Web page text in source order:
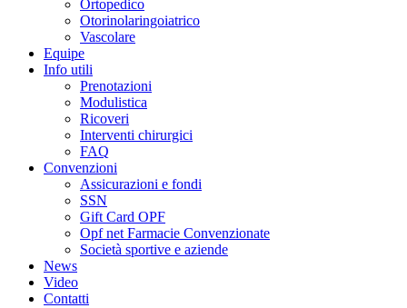
Ortopedico
Otorinolaringoiatrico
Vascolare
Equipe
Info utili
Prenotazioni
Modulistica
Ricoveri
Interventi chirurgici
FAQ
Convenzioni
Assicurazioni e fondi
SSN
Gift Card OPF
Opf net Farmacie Convenzionate
Società sportive e aziende
News
Video
Contatti